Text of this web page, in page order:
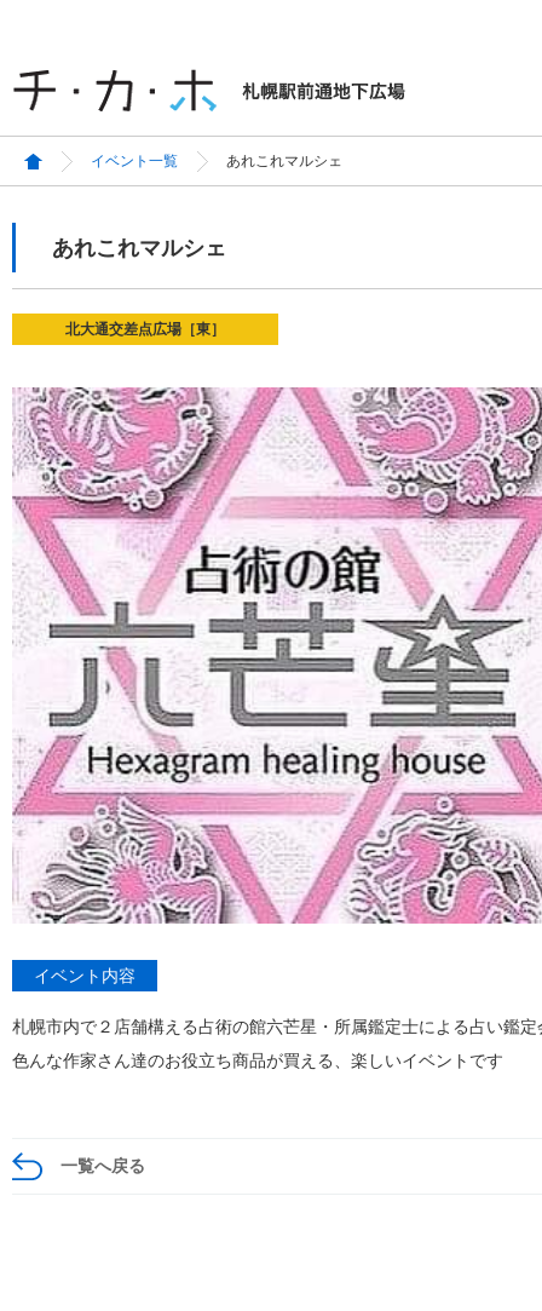
イベント一覧 あれこれマルシェ
あれこれマルシェ
北大通交差点広場［東］
イベント内容
札幌市内で２店舗構える占術の館六芒星・所属鑑定士による占い鑑定
色んな作家さん達のお役立ち商品が買える、楽しいイベントです
一覧へ戻る